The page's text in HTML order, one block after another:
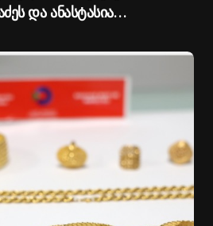
და ანასტასია